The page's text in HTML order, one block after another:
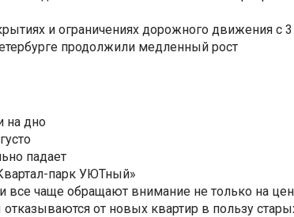
и ограничениях дорожного движения с 3
продолжили медленный рост
на дно
падает
парк УЮТный»
чаще обращают внимание не только на
от новых квартир в пользу